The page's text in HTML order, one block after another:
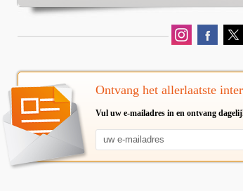
Ontvang het allerlaatste
Vul uw e-mailadres in en ontvang